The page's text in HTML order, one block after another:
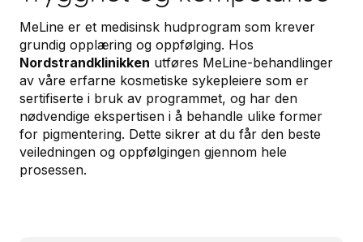
MeLine er et medisinsk hudprogram som krever
grundig opplæring og oppfølging. Hos
Nordstrandklinikken utføres MeLine-behandlinger
av våre erfarne kosmetiske sykepleiere som er
sertifiserte i bruk av programmet, og har den
nødvendige ekspertisen i å behandle ulike former
for pigmentering. Dette sikrer at du får den beste
veiledningen og oppfølgingen gjennom hele
prosessen.